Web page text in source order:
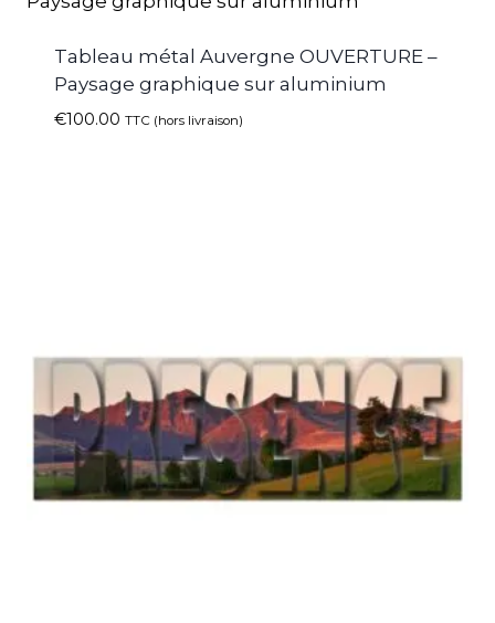
Tableau métal Auvergne OUVERTURE –
Paysage graphique sur aluminium
€100.00 TTC (hors livraison)